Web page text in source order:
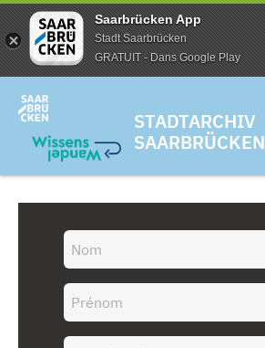
Saarbrücken App
Stadt Saarbrücken
GRATUIT - Dans Google Play
STADTARCHIV
SAARBRÜCKEN